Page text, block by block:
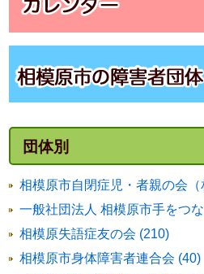
団体別
相模原市自閉症児・者親の会
一般社団法人 相模原市手をつ
相模原失語症友の会 (210)
相模原市身体障害者連合会 (40)